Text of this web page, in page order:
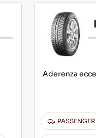
Aderenza
PASSENGER